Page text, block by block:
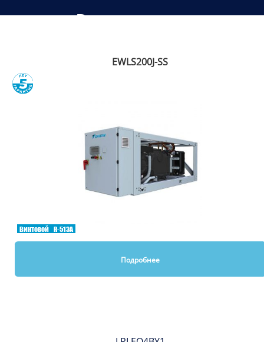
Рекомендуем
EWLS200J-SS
Винтовой R-513A
Подробнее